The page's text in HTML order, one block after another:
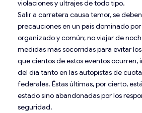
violaciones y ultrajes de todo tipo.
Salir a carretera causa temor, se
precauciones en un país dominado
organizado y común; no viajar de
medidas más socorridas para evitar
que cientos de estos eventos ocurren,
del día tanto en las autopistas de
federales. Éstas últimas, por cierto,
estado sino abandonadas por los
seguridad.